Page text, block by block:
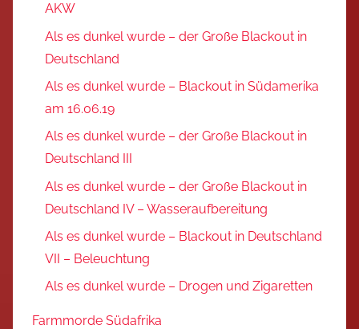
AKW
Als es dunkel wurde – der Große Blackout in
Deutschland
Als es dunkel wurde – Blackout in Südamerika
am 16.06.19
Als es dunkel wurde – der Große Blackout in
Deutschland III
Als es dunkel wurde – der Große Blackout in
Deutschland IV – Wasseraufbereitung
Als es dunkel wurde – Blackout in Deutschland
VII – Beleuchtung
Als es dunkel wurde – Drogen und Zigaretten
Farmmorde Südafrika